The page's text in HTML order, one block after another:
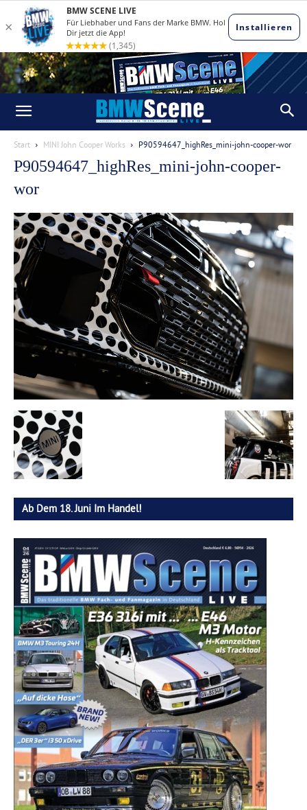
Start MINI John Cooper Works P90594647_highRes_mini-john-cooper-wor
P90594647_highRes_mini-john-cooper-
wor
Ab Dem 18. Juni Im Handel!